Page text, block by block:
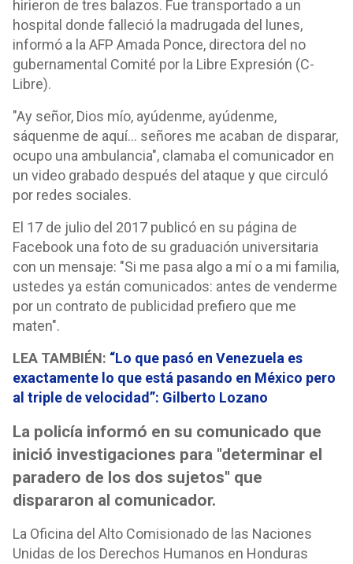
hirieron de tres balazos. Fue transportado a un
hospital donde falleció la madrugada del lunes,
informó a la AFP Amada Ponce, directora del no
gubernamental Comité por la Libre Expresión (C-
Libre).
"Ay señor, Dios mío, ayúdenme, ayúdenme,
sáquenme de aquí... señores me acaban de disparar,
ocupo una ambulancia", clamaba el comunicador en
un video grabado después del ataque y que circuló
por redes sociales.
El 17 de julio del 2017 publicó en su página de
Facebook una foto de su graduación universitaria
con un mensaje: "Si me pasa algo a mí o a mi familia,
ustedes ya están comunicados: antes de venderme
por un contrato de publicidad prefiero que me
maten".
LEA TAMBIÉN: “Lo que pasó en Venezuela es
exactamente lo que está pasando en México pero
al triple de velocidad”: Gilberto Lozano
La policía informó en su comunicado que
inició investigaciones para "determinar el
paradero de los dos sujetos" que
dispararon al comunicador.
La Oficina del Alto Comisionado de las Naciones
Unidas de los Derechos Humanos en Honduras